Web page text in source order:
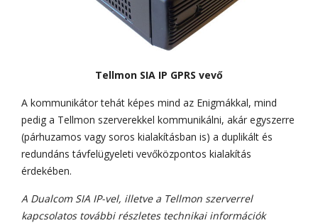
Tellmon SIA IP GPRS vevő
A kommunikátor tehát képes mind az Enigmákkal, mind
pedig a Tellmon szerverekkel kommunikálni, akár egyszerre
(párhuzamos vagy soros kialakításban is) a duplikált és
redundáns távfelügyeleti vevőközpontos kialakítás
érdekében.
A Dualcom SIA IP-vel, illetve a Tellmon szerverrel
kapcsolatos további részletes technikai információk